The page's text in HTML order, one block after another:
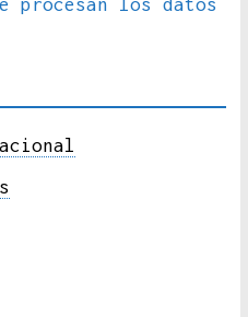
procesan los datos